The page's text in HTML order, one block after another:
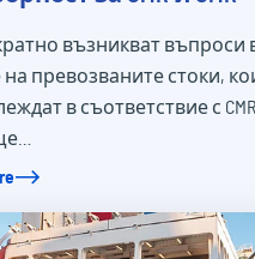
възникват въпроси
превозваните стоки,
в съответствие с